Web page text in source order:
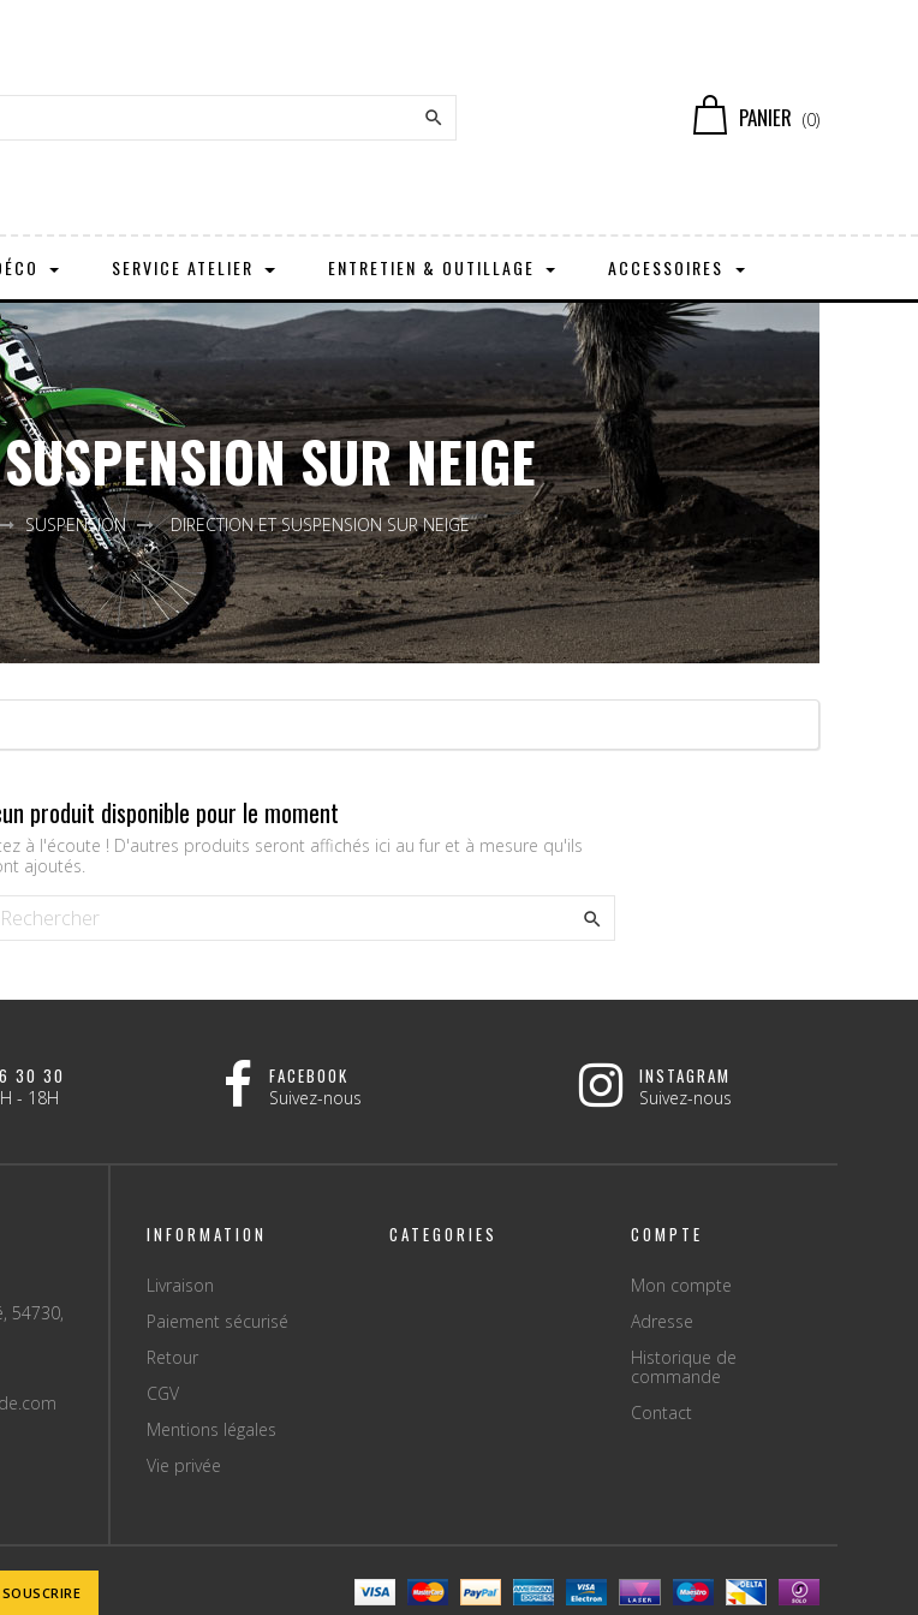
 PANIER (0)
SERVICE ATELIER ENTRETIEN & OUTILLAGE ACCESSOIRES
SUR NEIGE
SUSPENSION DIRECTION ET SUSPENSION SUR NEIGE
produit disponible pour le moment
à l'écoute ! D'autres produits seront affichés ici au fur et à mesure qu'ils
ajoutés.

30 30
- 18H
FACEBOOK
Suivez-nous
INSTAGRAM
Suivez-nous
54730,
INFORMATION
Livraison
Paiement sécurisé
Retour
CGV
Mentions légales
Vie privée
CATEGORIES COMPTE
Mon compte
Adresse
Historique de
commande
Contact
SOUSCRIRE